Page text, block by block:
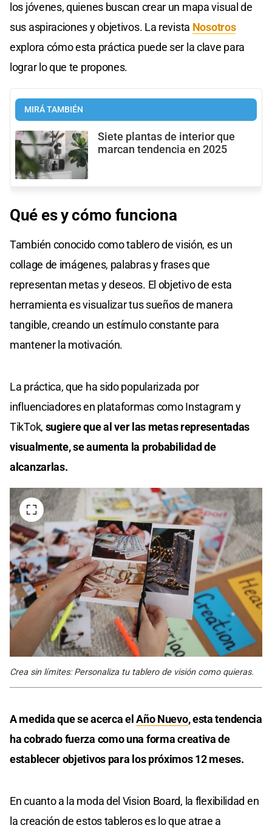
los jóvenes, quienes buscan crear un mapa visual de
sus aspiraciones y objetivos. La revista Nosotros
explora cómo esta práctica puede ser la clave para
lograr lo que te propones.
MIRÁ TAMBIÉN
Siete plantas de interior que
marcan tendencia en 2025
Qué es y cómo funciona
También conocido como tablero de visión, es un
collage de imágenes, palabras y frases que
representan metas y deseos. El objetivo de esta
herramienta es visualizar tus sueños de manera
tangible, creando un estímulo constante para
mantener la motivación.
La práctica, que ha sido popularizada por
influenciadores en plataformas como Instagram y
TikTok, sugiere que al ver las metas representadas
visualmente, se aumenta la probabilidad de
alcanzarlas.
Crea sin límites: Personaliza tu tablero de visión como quieras.
A medida que se acerca elAño Nuevo, esta tendencia
ha cobrado fuerza como una forma creativa de
establecer objetivos para los próximos 12 meses.
En cuanto a la moda del Vision Board, la flexibilidad en
la creación de estos tableros es lo que atrae a